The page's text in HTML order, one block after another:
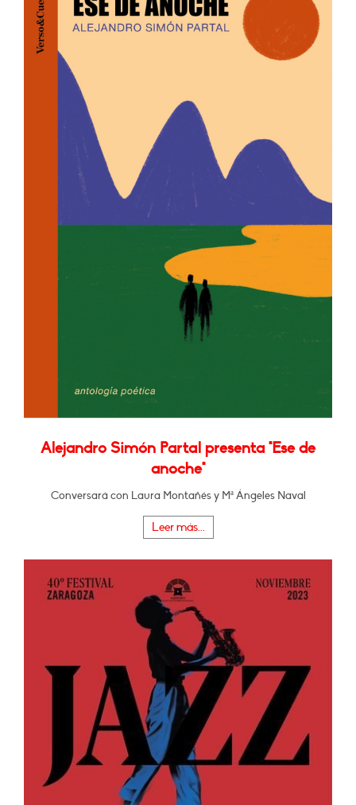
Alejandro Simón Partal presenta "Ese de
anoche"
Conversará con Laura Montañés y Mª Ángeles Naval
Leer más...